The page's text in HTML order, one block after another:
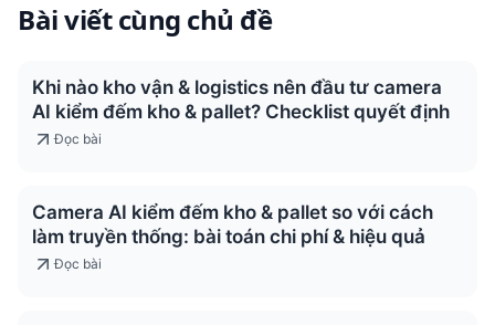
Bài viết cùng chủ đề
Khi nào kho vận & logistics nên đầu tư camera
AI kiểm đếm kho & pallet? Checklist quyết định
Đọc bài
Camera AI kiểm đếm kho & pallet so với cách
làm truyền thống: bài toán chi phí & hiệu quả
Đọc bài